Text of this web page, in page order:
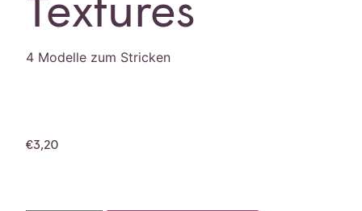
4 Modelle zum Stricken
€3,20